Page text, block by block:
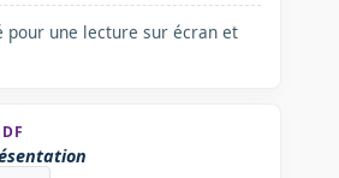
pour une lecture sur écran et